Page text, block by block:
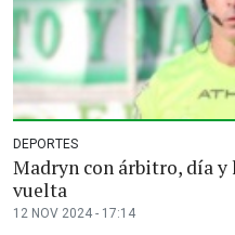
DEPORTES
Madryn con árbitro, día
vuelta
12 NOV 2024 - 17:14